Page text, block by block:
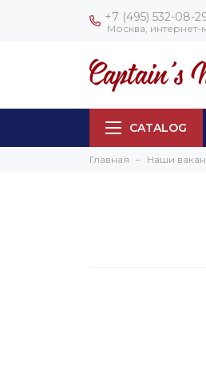
+7 (495) 532-08-
Москва,
CATALOG
Главная Наши